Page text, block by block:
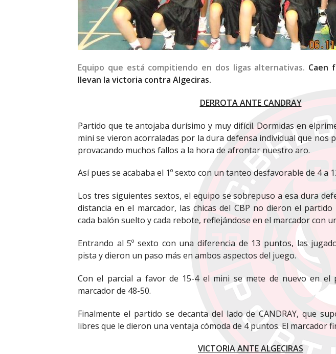
Equipo que está compitiendo en dos ligas alternativas. Caen
llevan la victoria contra Algeciras.
DERROTA ANTE CANDRAY
Partido que te antojaba durísimo y muy difícil. Dormidas en
mini se vieron acorraladas por la dura defensa individual que nos
provacando muchos fallos a la hora de afrontar nuestro aro.
Así pues se acababa el 1º sexto con un tanteo desfavorable de 4 a
Los tres siguientes sextos, el equipo se sobrepuso a esa dura
distancia en el marcador, las chicas del CBP no dieron el
cada balón suelto y cada rebote, reflejándose en el marcador con
Entrando al 5º sexto con una diferencia de 13 puntos, las
pista y dieron un paso más en ambos aspectos del juego.
Con el parcial a favor de 15-4 el mini se mete de nuevo en el
marcador de 48-50.
Finalmente el partido se decanta del lado de CANDRAY, que
libres que le dieron una ventaja cómoda de 4 puntos. El marcador
VICTORIA ANTE ALGECIRAS